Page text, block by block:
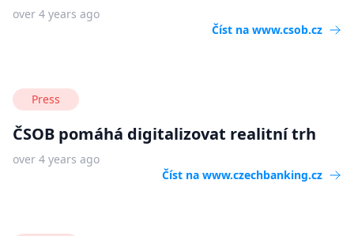
over 4 years ago
Číst na www.csob.cz
Press
ČSOB pomáhá digitalizovat realitní trh
over 4 years ago
Číst na www.czechbanking.cz